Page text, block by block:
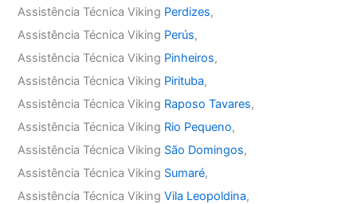
Assistência Técnica Viking Perdizes,
Assistência Técnica Viking Perús,
Assistência Técnica Viking Pinheiros,
Assistência Técnica Viking Pirituba,
Assistência Técnica Viking Raposo Tavares,
Assistência Técnica Viking Rio Pequeno,
Assistência Técnica Viking São Domingos,
Assistência Técnica Viking Sumaré,
Assistência Técnica VikingVila Leopoldina,